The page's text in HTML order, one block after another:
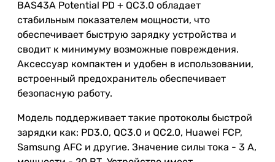
BAS43A Potential PD + QC3.0 обладает
стабильным показателем мощности, что
обеспечивает быструю зарядку устройства и
сводит к минимуму возможные повреждения.
Аксессуар компактен и удобен в использовании,
встроенный предохранитель обеспечивает
безопасную работу.
Модель поддерживает такие протоколы быстрой
зарядки как: PD3.0, QC3.0 и QC2.0, Huawei FCP,
Samsung AFC и другие. Значение силы тока - 3 A,